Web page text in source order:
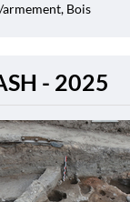
Bois
- 2025